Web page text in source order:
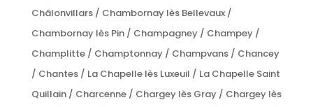
Châlonvillars / Chambornay lès Bellevaux /
Chambornay lès Pin / Champagney / Champey /
Champlitte / Champtonnay / Champvans / Chancey
/ Chantes / La Chapelle lès Luxeuil / La Chapelle Saint
Quillain / Charcenne / Chargey lès Gray / Chargey lès